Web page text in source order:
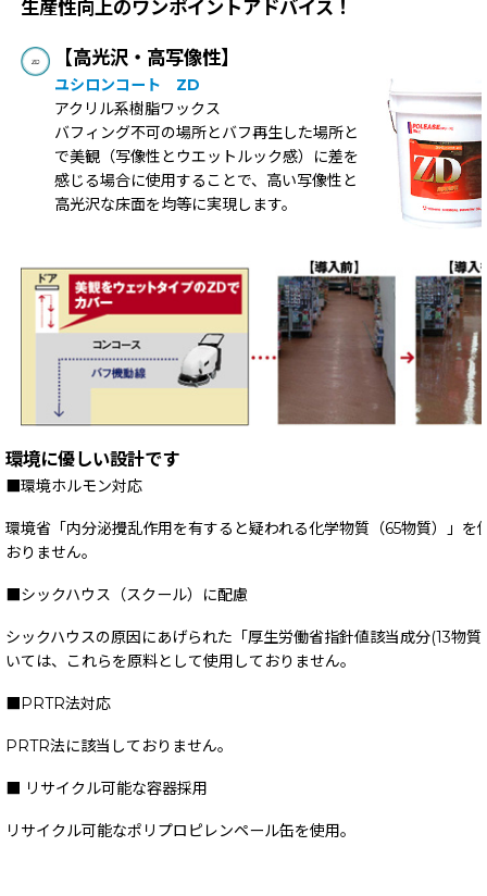
生産性向上のワンポイントアドバイス！
【高光沢・高写像性】
ユシロンコート ZD
アクリル系樹脂ワックス
バフィング不可の場所とバフ再生した場所と
で美観（写像性とウエットルック感）に差を
感じる場合に使用することで、高い写像性と
高光沢な床面を均等に実現します。
環境に優しい設計です
■環境ホルモン対応
環境省「内分泌攪乱作用を有すると疑われる化学物質（65物質）」を
おりません。
■シックハウス（スクール）に配慮
シックハウスの原因にあげられた「厚生労働省指針値該当成分(13物質
いては、これらを原料として使用しておりません。
■PRTR法対応
PRTR法に該当しておりません。
■ リサイクル可能な容器採用
リサイクル可能なポリプロピレンペール缶を使用。